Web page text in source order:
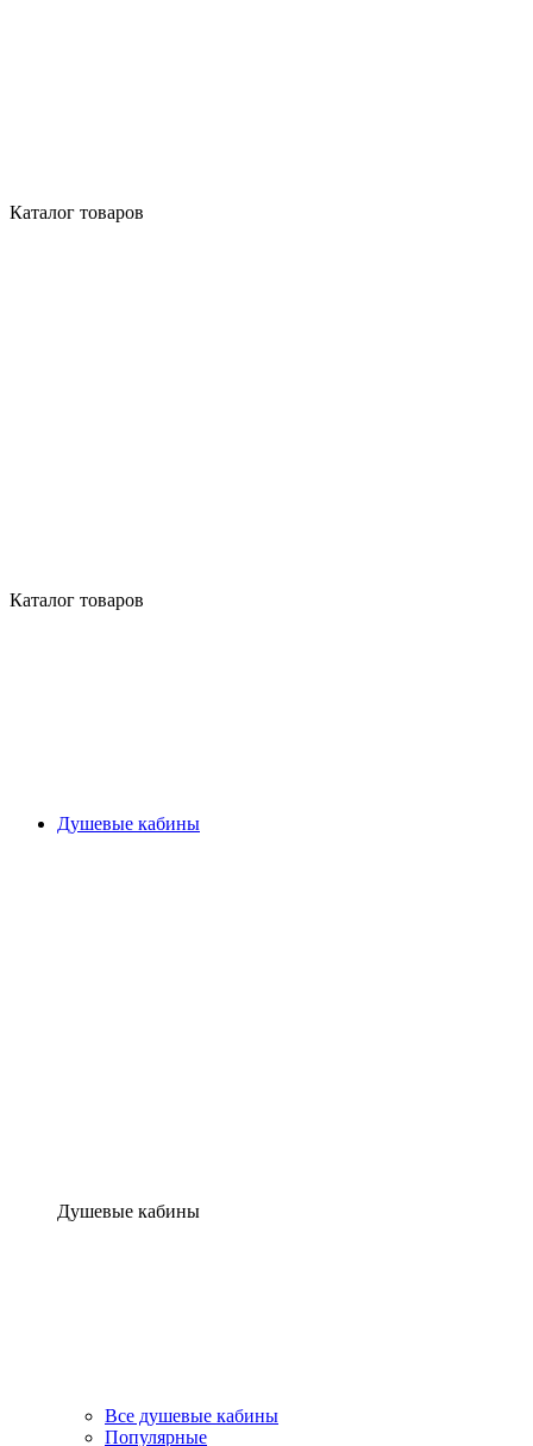
Каталог товаров
Каталог товаров
Душевые кабины
Душевые кабины
Все душевые кабины
Популярные